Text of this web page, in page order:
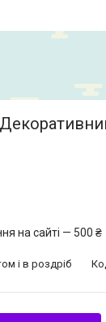
на сайті — 500 ₴
і в роздріб